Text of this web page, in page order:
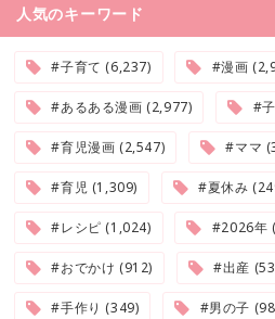
人気のキーワード
#子育て (6,237) #漫画
#あるある漫画 (2,977) #
#育児漫画 (2,547) #ママ
#育児 (1,309) #夏休み
#レシピ (1,024) #2026年
#おでかけ (912) #出産
#手作り (349) #男の子